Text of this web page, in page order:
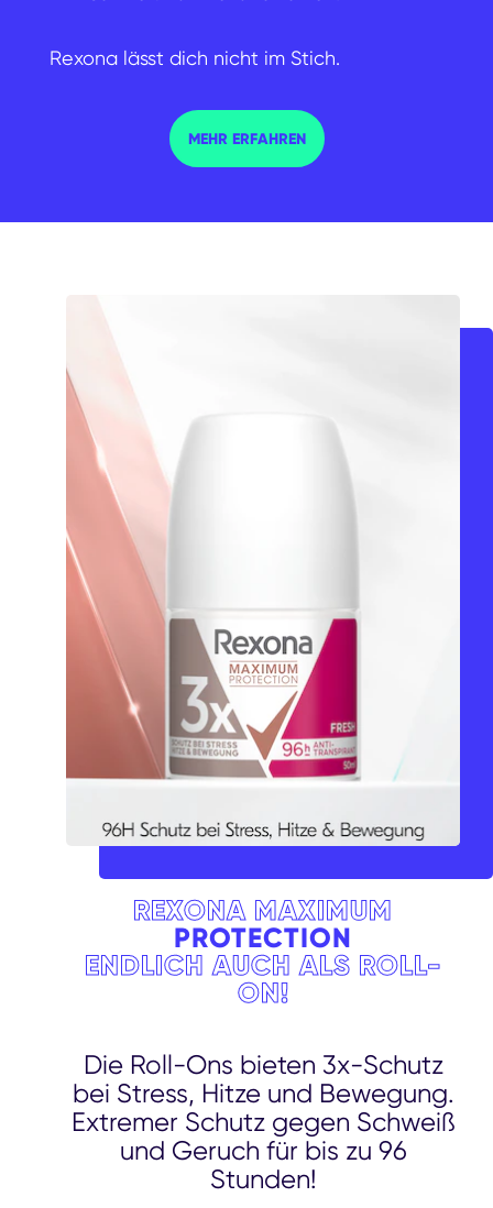
Rexona lässt dich nicht im Stich.
MEHR ERFAHRENRexona Nonstop
REXONA MAXIMUM
PROTECTION
ENDLICH AUCH ALS ROLL-
ON!
Die Roll-Ons bieten 3x-Schutz
bei Stress, Hitze und Bewegung.
Extremer Schutz gegen Schweiß
und Geruch für bis zu 96
Stunden!